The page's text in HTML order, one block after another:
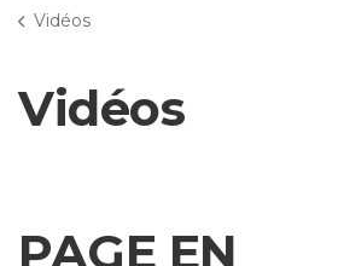
Pôle enfance et adolescence
HUmani
Vidéos
Vidéos
PAGE EN